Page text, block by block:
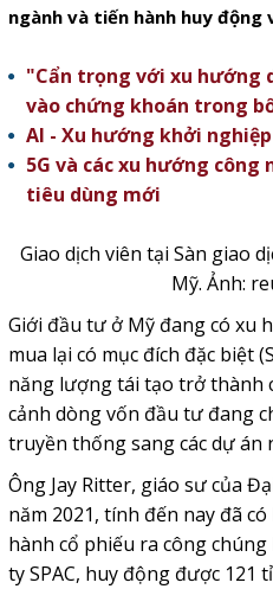
ngành và tiến hành huy động
"Cẩn trọng với xu hướng
vào chứng khoán trong
AI - Xu hướng khởi
5G và các xu hướng
tiêu dùng mới
Giao dịch viên tại Sàn giao
Mỹ. Ảnh:
Giới đầu tư ở Mỹ đang có xu
mua lại có mục đích đặc biệt
năng lượng tái tạo trở thành
cảnh dòng vốn đầu tư đang
truyền thống sang các dự án
Ông Jay Ritter, giáo sư của
năm 2021, tính đến nay đã
hành cổ phiếu ra công chúng
ty SPAC, huy động được 121